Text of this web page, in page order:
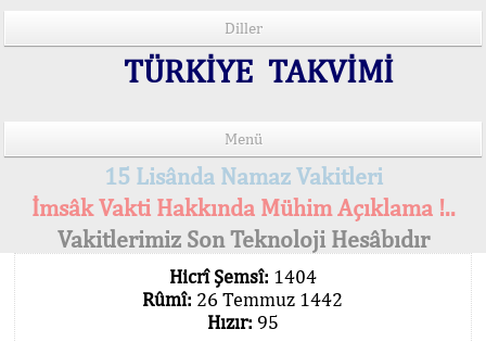
Diller
TÜRKİYE TAKVİMİ
Menü
15 Lisânda Namaz Vakitleri
İmsâk Vakti Hakkında Mühim Açıklama !..
Vakitlerimiz Son Teknoloji Hesâbıdır
Hicrî Şemsî: 1404
Rûmî: 26 Temmuz 1442
Hızır: 95